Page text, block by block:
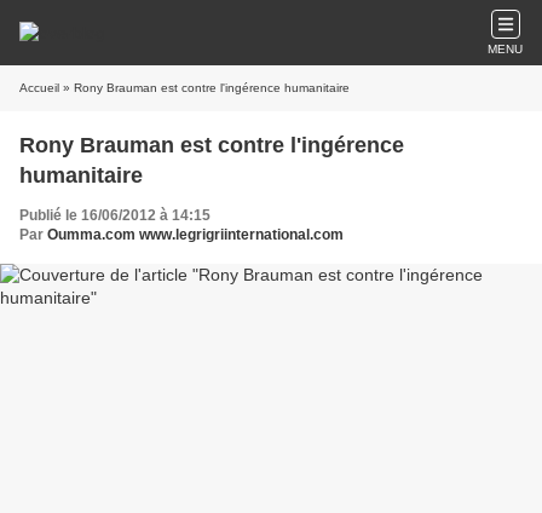
MENU
Accueil » Rony Brauman est contre l'ingérence humanitaire
Rony Brauman est contre l'ingérence
humanitaire
Publié le 16/06/2012 à 14:15
Par Oumma.com www.legrigriinternational.com